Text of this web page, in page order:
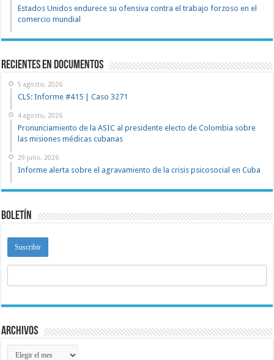
Estados Unidos endurece su ofensiva contra el trabajo forzoso en el
comercio mundial
recientes en documentos
5 agosto, 2026
CLS: Informe #415 | Caso 3271
4 agosto, 2026
Pronunciamiento de la ASIC al presidente electo de Colombia sobre
las misiones médicas cubanas
29 julio, 2026
Informe alerta sobre el agravamiento de la crisis psicosocial en Cuba
Boletín
Archivos
Archivos